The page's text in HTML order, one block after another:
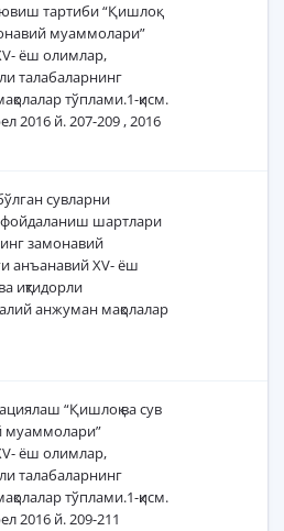
тартиби “Қишлоқ
муаммолари”
ёш олимлар,
талабаларнинг
тўплами.1-қисм.
2016 й. 207-209 , 2016
сувларни
шартлари
замонавий
анъанавий XV- ёш
иқтидорли
анжуман мақолалар
“Қишлоқ ва сув
муаммолари”
ёш олимлар,
талабаларнинг
тўплами.1-қисм.
2016 й. 209-211